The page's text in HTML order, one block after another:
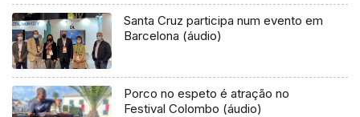
Santa Cruz participa num evento em
Barcelona (áudio)
Porco no espeto é atração no
Festival Colombo (áudio)